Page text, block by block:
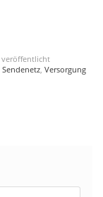
veröffentlicht
Sendenetz, Versorgung